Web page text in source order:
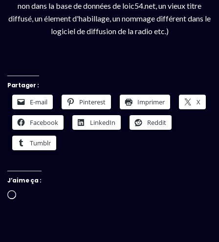
non dans la base de données de loic54.net, un vieux titre
diffusé, un élement d'habillage, un nommage différent dans le
logiciel de diffusion de la radio etc.)
Partager :
E-mail Pinterest Imprimer X
Facebook LinkedIn Reddit
Tumblr
J’aime ça :
Chargement…